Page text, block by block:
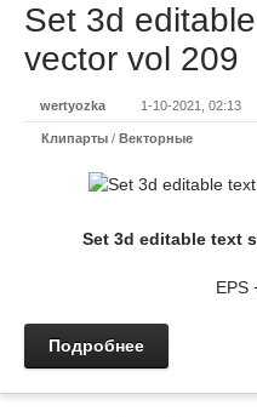
Set 3d
vector vol 209
wertyozka 1-10-2021, 02:13
Клипарты / Векторные
Set 3d editable text
EPS
Подробнее